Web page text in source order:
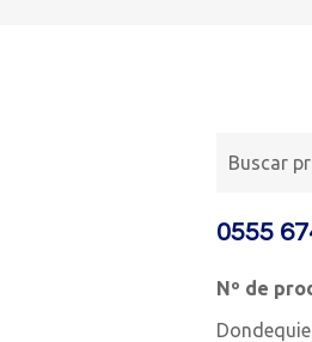
0555
Nº de